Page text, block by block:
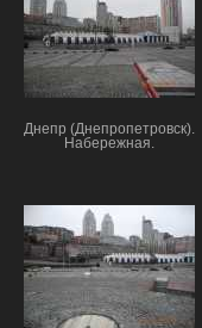
Днепр (Днепропетровск).
Набережная.